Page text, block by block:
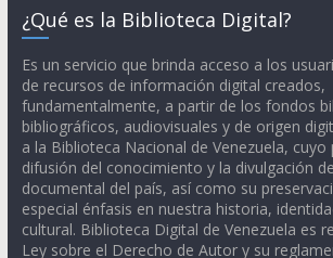
¿Qué es la Biblioteca Digital?
Es un servicio que brinda acceso a los
de recursos de información digital creados,
fundamentalmente, a partir de los fondos
bibliográficos, audiovisuales y de origen
a la Biblioteca Nacional de Venezuela,
difusión del conocimiento y la divulgación
documental del país, así como su
especial énfasis en nuestra historia,
cultural. Biblioteca Digital de Venezuela es
Ley sobre el Derecho de Autor y su